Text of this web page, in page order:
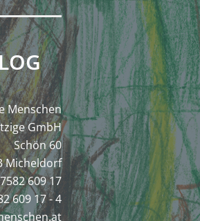
Menschen
GmbH
Schön 60
Micheldorf
609 17
609 17 - 4